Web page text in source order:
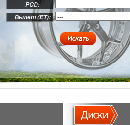
PCD:
Вылет (ET):